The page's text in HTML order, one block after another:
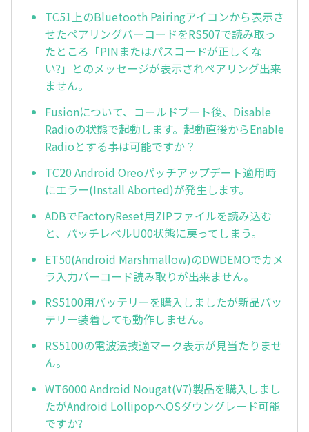
TC51上のBluetooth Pairingアイコンから表示さ
せたペアリングバーコードをRS507で読み取っ
たところ「PINまたはパスコードが正しくな
い?」とのメッセージが表示されペアリング出来
ません。
Fusionについて、コールドブート後、Disable
Radioの状態で起動します。起動直後からEnable
Radioとする事は可能ですか？
TC20 Android Oreoパッチアップデート適用時
にエラー(Install Aborted)が発生します。
ADBでFactoryReset用ZIPファイルを読み込む
と、パッチレベルU00状態に戻ってしまう。
ET50(Android Marshmallow)のDWDEMOでカメ
ラ入力バーコード読み取りが出来ません。
RS5100用バッテリーを購入しましたが新品バッ
テリー装着しても動作しません。
RS5100の電波法技適マーク表示が見当たりませ
ん。
WT6000 Android Nougat(V7)製品を購入しまし
たがAndroid LollipopへOSダウングレード可能
ですか?